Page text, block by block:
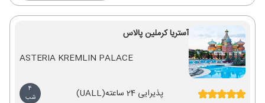
آستریا کرملین پالاس
ASTERIA KREMLIN PALACE
پذیرایی 24 ساعته (UALL)
4
شب